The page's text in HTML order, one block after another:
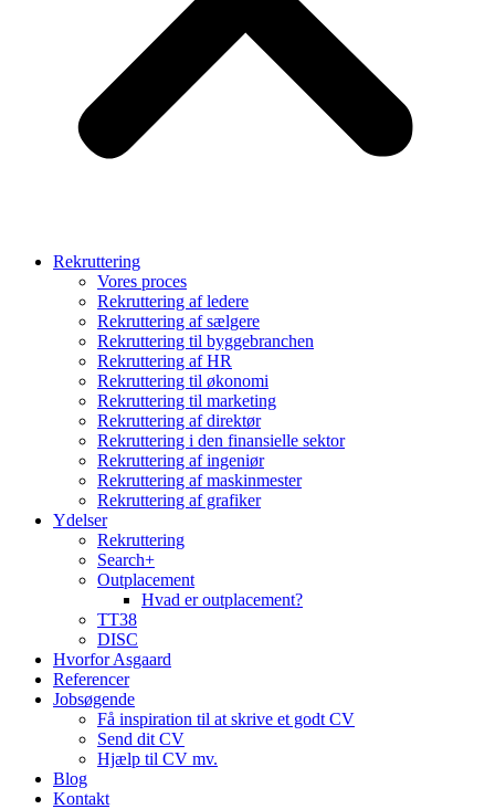
Rekruttering
Vores proces
Rekruttering af ledere
Rekruttering af sælgere
Rekruttering til byggebranchen
Rekruttering af HR
Rekruttering til økonomi
Rekruttering til marketing
Rekruttering af direktør
Rekruttering i den finansielle sektor
Rekruttering af ingeniør
Rekruttering af maskinmester
Rekruttering af grafiker
Ydelser
Rekruttering
Search+
Outplacement
Hvad er outplacement?
TT38
DISC
Hvorfor Asgaard
Referencer
Jobsøgende
Få inspiration til at skrive et godt CV
Send dit CV
Hjælp til CV mv.
Blog
Kontakt